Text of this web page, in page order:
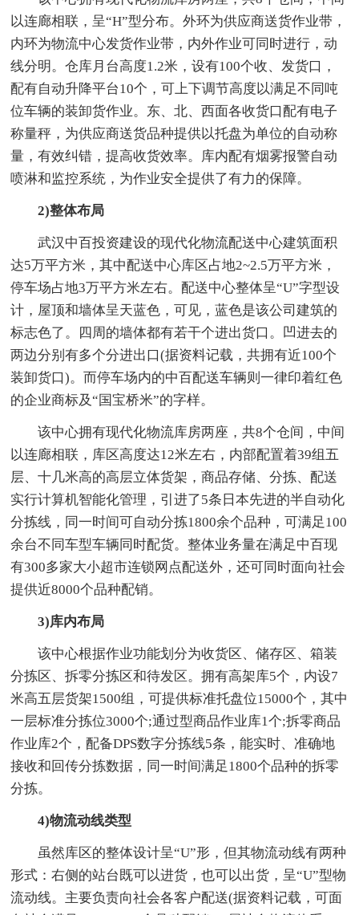
以连廊相联，呈“H”型分布。外环为供应商送货作业带，
内环为物流中心发货作业带，内外作业可同时进行，动
线分明。仓库月台高度1.2米，设有100个收、发货口，
配有自动升降平台10个，可上下调节高度以满足不同吨
位车辆的装卸货作业。东、北、西面各收货口配有电子
称量秤，为供应商送货品种提供以托盘为单位的自动称
量，有效纠错，提高收货效率。库内配有烟雾报警自动
喷淋和监控系统，为作业安全提供了有力的保障。
2)整体布局
武汉中百投资建设的现代化物流配送中心建筑面积
达5万平方米，其中配送中心库区占地2~2.5万平方米，
停车场占地3万平方米左右。配送中心整体呈“U”字型设
计，屋顶和墙体呈天蓝色，可见，蓝色是该公司建筑的
标志色了。四周的墙体都有若干个进出货口。凹进去的
两边分别有多个分进出口(据资料记载，共拥有近100个
装卸货口)。而停车场内的中百配送车辆则一律印着红色
的企业商标及“国宝桥米”的字样。
该中心拥有现代化物流库房两座，共8个仓间，中间
以连廊相联，库区高度达12米左右，内部配置着39组五
层、十几米高的高层立体货架，商品存储、分拣、配送
实行计算机智能化管理，引进了5条日本先进的半自动化
分拣线，同一时间可自动分拣1800余个品种，可满足100
余台不同车型车辆同时配货。整体业务量在满足中百现
有300多家大小超市连锁网点配送外，还可同时面向社会
提供近8000个品种配销。
3)库内布局
该中心根据作业功能划分为收货区、储存区、箱装
分拣区、拆零分拣区和待发区。拥有高架库5个，内设7
米高五层货架1500组，可提供标准托盘位15000个，其中
一层标准分拣位3000个;通过型商品作业库1个;拆零商品
作业库2个，配备DPS数字分拣线5条，能实时、准确地
接收和回传分拣数据，同一时间满足1800个品种的拆零
分拣。
4)物流动线类型
虽然库区的整体设计呈“U”形，但其物流动线有两种
形式：右侧的站台既可以进货，也可以出货，呈“U”型物
流动线。主要负责向社会各客户配送(据资料记载，可面